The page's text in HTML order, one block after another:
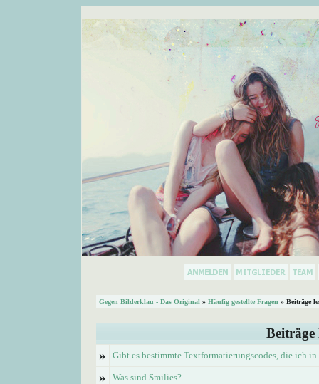
Gegen Bilderklau - Das Original » Häufig gestellte Fragen » Beiträge
Beiträge
»
Gibt es bestimmte Textformatierungscodes, die ich
» Was sind Smilies?